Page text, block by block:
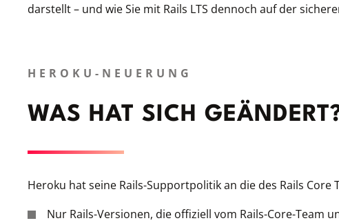
darstellt – und wie Sie mit Rails LTS dennoch auf der
HEROKU-NEUERUNG
WAS HAT SICH
Heroku hat seine Rails-Supportpolitik an die des Rails Core
Nur Rails-Versionen, die offiziell vom Rails-Core-Team